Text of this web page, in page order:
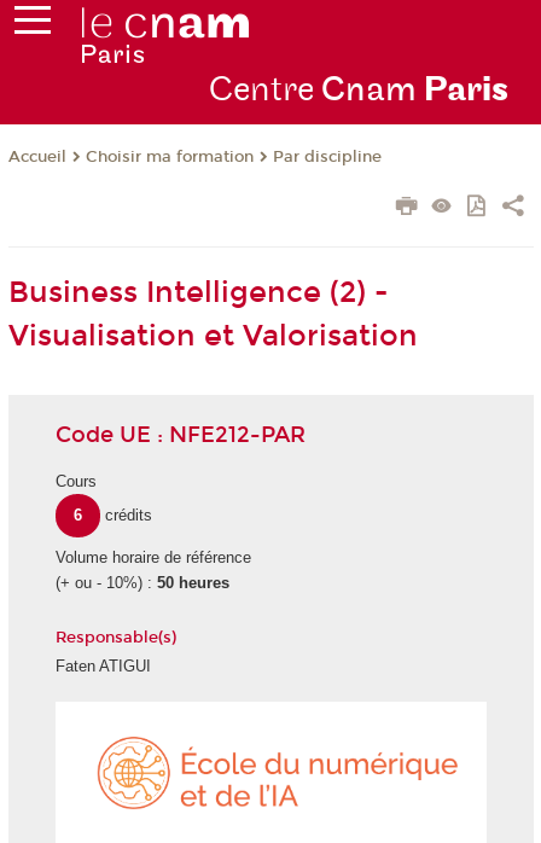
Centre Cnam Paris
Accueil Choisir ma formation Par discipline
Business Intelligence (2) -
Visualisation et Valorisation
Code UE : NFE212-PAR
Cours
6
crédits
Volume horaire de référence
(+ ou - 10%) : 50 heures
Responsable(s)
Faten ATIGUI